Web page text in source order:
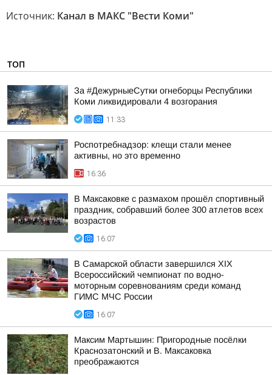
Источник: Канал в МАКС "Вести Коми"
ТОП
За #ДежурныеСутки огнеборцы Республики
Коми ликвидировали 4 возгорания
11:33
Роспотребнадзор: клещи стали менее
активны, но это временно
16:36
В Максаковке с размахом прошёл спортивный
праздник, собравший более 300 атлетов всех
возрастов
16:07
В Самарской области завершился XIХ
Всероссийский чемпионат по водно-
моторным соревнованиям среди команд
ГИМС МЧС России
16:07
Максим Мартышин: Пригородные посёлки
Краснозатонский и В. Максаковка
преображаются